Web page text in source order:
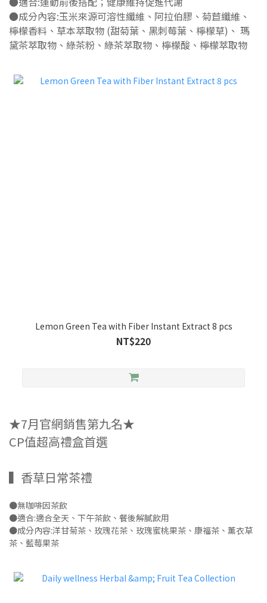
●成分內容:玉米來源可溶性纖維、阿拉伯膠、菊苣纖維、
檸檬香料、草本萃取物 (甜菊葉、黑刺莓葉、檸檬草)、 瑪
黛茶萃取物、綠茶粉、綠茶萃取物、檸檬酸、檸檬萃取物
Lemon Green Tea with Fiber Instant Extract 8 pcs
NT$220
★7月官網銷售第九名★
CP值超高禮盒首選
▍香草日常茶禮
●無咖啡因茶飲
●適合:適合全天、下午茶飲、餐後解膩飲用
●成分內容:洋甘菊茶、玫瑰花茶、玫瑰蜜桃果茶、康福茶、薰衣草
茶、藍莓果茶